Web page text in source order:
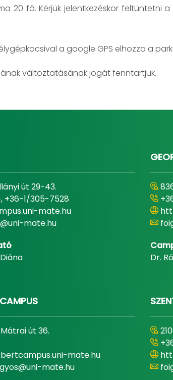
20 fő. Kérjük jelentkezéskor
a google GPS elhozza a
változtatásának jogát fenntartjuk.
út 29-43.
+36-1/305-7528
mate.hu
mate.hu
Dr.
út 36.
mate.hu
mate.hu